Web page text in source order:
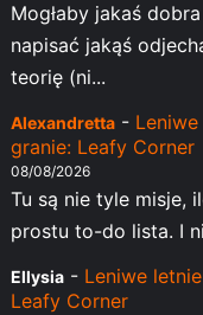
Mogłaby jakaś
napisać jakąś
teorię (ni...
Alexandretta -
granie: Leafy Corner
08/08/2026
Tu są nie tyle misje,
prostu to-do lista. I
Ellysia - Leniwe
Leafy Corner